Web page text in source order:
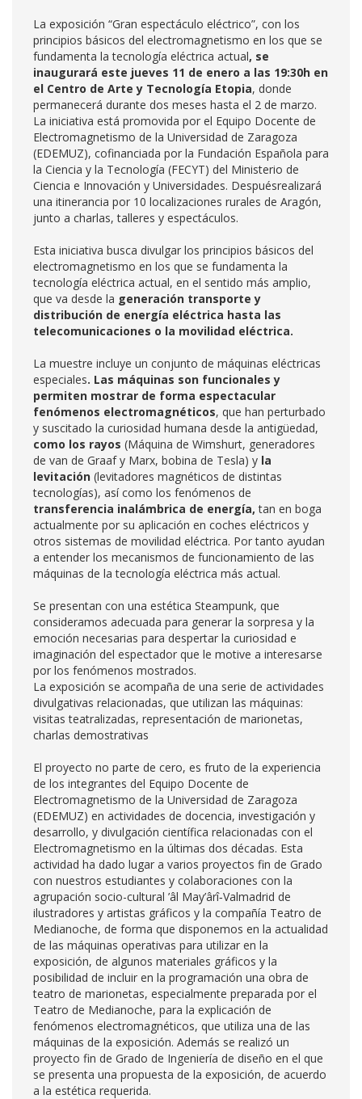
La exposición “Gran espectáculo eléctrico”, con los
principios básicos del electromagnetismo en los que se
fundamenta la tecnología eléctrica actual, se
inaugurará este jueves 11 de enero a las 19:30h en
el Centro de Arte y Tecnología Etopia, donde
permanecerá durante dos meses hasta el 2 de marzo.
La iniciativa está promovida por el Equipo Docente de
Electromagnetismo de la Universidad de Zaragoza
(EDEMUZ), cofinanciada por la Fundación Española para
la Ciencia y la Tecnología (FECYT) del Ministerio de
Ciencia e Innovación y Universidades. Despuésrealizará
una itinerancia por 10 localizaciones rurales de Aragón,
junto a charlas, talleres y espectáculos.
Esta iniciativa busca divulgar los principios básicos del
electromagnetismo en los que se fundamenta la
tecnología eléctrica actual, en el sentido más amplio,
que va desde la generación transporte y
distribución de energía eléctrica hasta las
telecomunicaciones o la movilidad eléctrica.
La muestre incluye un conjunto de máquinas eléctricas
especiales. Las máquinas son funcionales y
permiten mostrar de forma espectacular
fenómenos electromagnéticos, que han perturbado
y suscitado la curiosidad humana desde la antigüedad,
como los rayos (Máquina de Wimshurt, generadores
de van de Graaf y Marx, bobina de Tesla) y la
levitación (levitadores magnéticos de distintas
tecnologías), así como los fenómenos de
transferencia inalámbrica de energía, tan en boga
actualmente por su aplicación en coches eléctricos y
otros sistemas de movilidad eléctrica. Por tanto ayudan
a entender los mecanismos de funcionamiento de las
máquinas de la tecnología eléctrica más actual.
Se presentan con una estética Steampunk, que
consideramos adecuada para generar la sorpresa y la
emoción necesarias para despertar la curiosidad e
imaginación del espectador que le motive a interesarse
por los fenómenos mostrados.
La exposición se acompaña de una serie de actividades
divulgativas relacionadas, que utilizan las máquinas:
visitas teatralizadas, representación de marionetas,
charlas demostrativas
El proyecto no parte de cero, es fruto de la experiencia
de los integrantes del Equipo Docente de
Electromagnetismo de la Universidad de Zaragoza
(EDEMUZ) en actividades de docencia, investigación y
desarrollo, y divulgación científica relacionadas con el
Electromagnetismo en la últimas dos décadas. Esta
actividad ha dado lugar a varios proyectos fin de Grado
con nuestros estudiantes y colaboraciones con la
agrupación socio-cultural ’âl May’ârî‑Valmadrid de
ilustradores y artistas gráficos y la compañía Teatro de
Medianoche, de forma que disponemos en la actualidad
de las máquinas operativas para utilizar en la
exposición, de algunos materiales gráficos y la
posibilidad de incluir en la programación una obra de
teatro de marionetas, especialmente preparada por el
Teatro de Medianoche, para la explicación de
fenómenos electromagnéticos, que utiliza una de las
máquinas de la exposición. Además se realizó un
proyecto fin de Grado de Ingeniería de diseño en el que
se presenta una propuesta de la exposición, de acuerdo
a la estética requerida.